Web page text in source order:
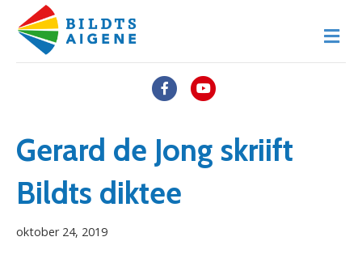
F
e
b
Y
t
M
e
n
Gerard de Jong skriift
Bildts diktee
oktober 24, 2019